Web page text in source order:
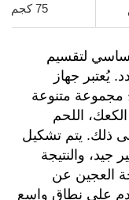
75 كجم